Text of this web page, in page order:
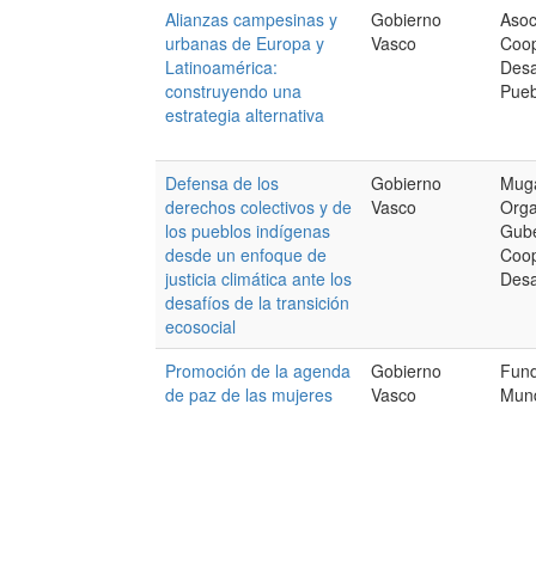
Alianzas campesinas y
urbanas de Europa y
Latinoamérica:
construyendo una
estrategia alternativa
Gobierno
Vasco
Defensa de los
derechos colectivos y de
los pueblos indígenas
desde un enfoque de
justicia climática ante los
desafíos de la transición
ecosocial
Gobierno
Vasco
Promoción de la agenda
de paz de las mujeres
Gobierno
Vasco